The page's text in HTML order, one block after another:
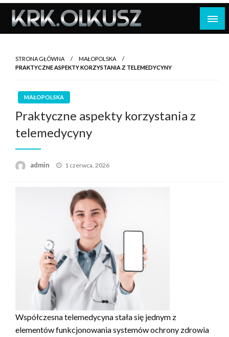
Skip
content
STRONA GŁÓWNA
MAŁOPOLSKA
PRAKTYCZNE ASPEKTY KORZYSTANIA Z TELEMEDYCYNY
MAŁOPOLSKA
Praktyczne aspekty korzystania z
telemedycyny
admin
Opublikowane
1 czerwca, 2026
Współczesna telemedycyna stała się jednym z
elementów funkcjonowania systemów ochrony zdrowia